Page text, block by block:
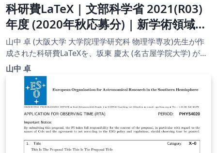
科研費LaTeX | 文部科学省 2021(R03)
年度 (2020年秋応募分) | 新学術領域研
究 | 学術変革領域研究(A) (総括班) |
2020.12.03
山中 卓 (大阪大学 大学院理学研究科 物理学専攻)先生が作
成された科研費LaTeXを、坂東 慶太 (名古屋学院大学) が了
承を得てテンプレート登録しています。 詳細はこちら↓を
ご確認ください。 http://osksn2.hep.sci.osaka-
u.ac.jp/~taku/kakenhiLaTeX/
山中 卓